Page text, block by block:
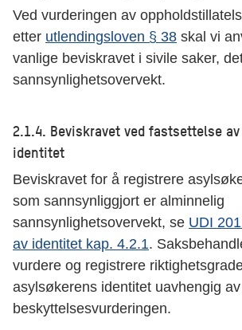
Ved vurderingen av
etter utlendingsloven § 38 skal vi
vanlige beviskravet i sivile saker,
sannsynlighetsovervekt.
2.1.4. Beviskravet ved fastsettelse
identitet
Beviskravet for å registrere
som sannsynliggjort er alminnelig
sannsynlighetsovervekt, se UDI
av identitet kap. 4.2.1.
vurdere og registrere
asylsøkerens identitet uavhengig av
beskyttelsesvurderingen.